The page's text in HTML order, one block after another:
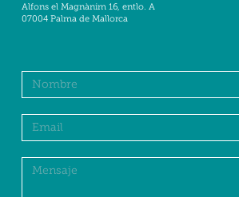
Alfons el Magnànim 16, entlo. A
07004 Palma de Mallorca